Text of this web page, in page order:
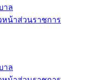
าล
หน้าส่วนราชการ
าล
ในกลุ่มแรงงานต่างด้าว
แนวเขตอนุรักษ์ทรัพยากรทาง
างก่อสร้างถนน
ยน้ำสี่เหลี่ยม บริเวณซอย ๑๓
ดิมถึงถนนมิตรสัมพันธ์) ด้วย